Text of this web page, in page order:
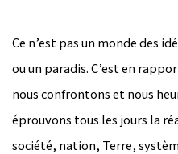
Ce n’est pas un monde des
ou un paradis. C’est en
nous confrontons et nous
éprouvons tous les jours la
société, nation, Terre,